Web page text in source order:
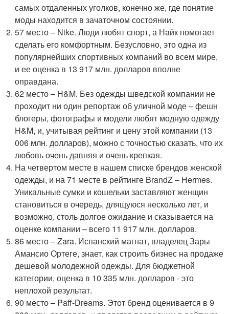
самых отдаленных уголков, конечно же, где понятие
моды находится в зачаточном состоянии.
57 место – Nike. Люди любят спорт, а Найк помогает
сделать его комфортным. Безусловно, это одна из
популярнейших спортивных компаний во всем мире,
и ее оценка в 13 917 млн. долларов вполне
оправдана.
62 место – H&M. Без одежды шведской компании не
проходит ни один репортаж об уличной моде – фешн
блогеры, фотографы и модели любят модную одежду
H&M, и, учитывая рейтинг и цену этой компании (13
006 млн. долларов), можно с точностью сказать, что их
любовь очень давняя и очень крепкая.
На четвертом месте в нашем списке брендов женской
одежды, и на 71 месте в рейтинге BrandZ – Hermes.
Уникальные сумки и кошельки заставляют женщин
становиться в очередь, длящуюся несколько лет, и
возможно, столь долгое ожидание и сказывается на
оценке компании – всего 11 917 млн. долларов.
86 место – Zara. Испанский магнат, владелец Зары
Амансио Ортеге, знает, как строить бизнес на продаже
дешевой молодежной одежды. Для бюджетной
категории, оценка в 10 335 млн. долларов - это
неплохой результат.
90 место – Paff-Dreams. Этот бренд оценивается в 9